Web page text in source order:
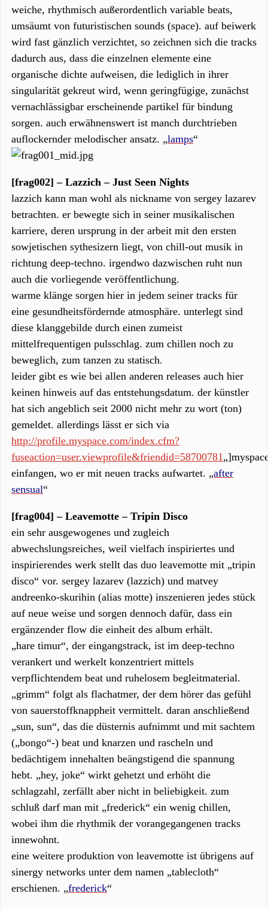
weiche, rhythmisch außerordentlich variable beats,
umsäumt von futuristischen sounds (space). auf beiwerk
wird fast gänzlich verzichtet, so zeichnen sich die tracks
dadurch aus, dass die einzelnen elemente eine
organische dichte aufweisen, die lediglich in ihrer
singularität gekreut wird, wenn geringfügige, zunächst
vernachlässigbar erscheinende partikel für bindung
sorgen. auch erwähnenswert ist manch durchtrieben
auflockernder melodischer ansatz. „lamps“
[frag002] – Lazzich – Just Seen Nights
lazzich kann man wohl als nickname von sergey lazarev
betrachten. er bewegte sich in seiner musikalischen
karriere, deren ursprung in der arbeit mit den ersten
sowjetischen sythesizern liegt, von chill-out musik in
richtung deep-techno. irgendwo dazwischen ruht nun
auch die vorliegende veröffentlichung.
warme klänge sorgen hier in jedem seiner tracks für
eine gesundheitsfördernde atmosphäre. unterlegt sind
diese klanggebilde durch einen zumeist
mittelfrequentigen pulsschlag. zum chillen noch zu
beweglich, zum tanzen zu statisch.
leider gibt es wie bei allen anderen releases auch hier
keinen hinweis auf das entstehungsdatum. der künstler
hat sich angeblich seit 2000 nicht mehr zu wort (ton)
gemeldet. allerdings lässt er sich via
http://profile.myspace.com/index.cfm?
fuseaction=user.viewprofile&friendid=58700781
einfangen, wo er mit neuen tracks aufwartet. „after
sensual“
[frag004] – Leavemotte – Tripin Disco
ein sehr ausgewogenes und zugleich
abwechslungsreiches, weil vielfach inspiriertes und
inspirierendes werk stellt das duo leavemotte mit „tripin
disco“ vor. sergey lazarev (lazzich) und matvey
andreenko-skurihin (alias motte) inszenieren jedes stück
auf neue weise und sorgen dennoch dafür, dass ein
ergänzender flow die einheit des album erhält.
„hare timur“, der eingangstrack, ist im deep-techno
verankert und werkelt konzentriert mittels
verpflichtendem beat und ruhelosem begleitmaterial.
„grimm“ folgt als flachatmer, der dem hörer das gefühl
von sauerstoffknappheit vermittelt. daran anschließend
„sun, sun“, das die düsternis aufnimmt und mit sachtem
(„bongo“-) beat und knarzen und rascheln und
bedächtigem innehalten beängstigend die spannung
hebt. „hey, joke“ wirkt gehetzt und erhöht die
schlagzahl, zerfällt aber nicht in beliebigkeit. zum
schluß darf man mit „frederick“ ein wenig chillen,
wobei ihm die rhythmik der vorangegangenen tracks
innewohnt.
eine weitere produktion von leavemotte ist übrigens auf
sinergy networks unter dem namen „tablecloth“
erschienen. „frederick“